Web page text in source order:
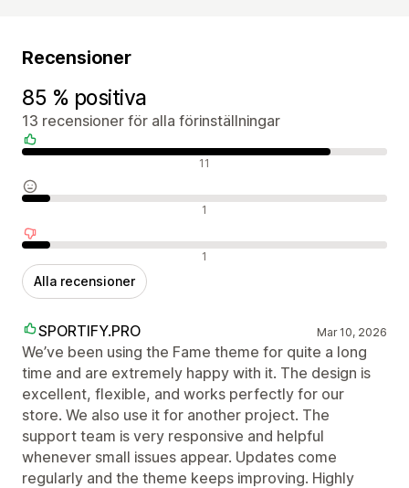
Recensioner
85 % positiva
13 recensioner för alla förinställningar
Positiva recensioner 11
Neutrala recensioner 1
Negativa recensioner 1
Alla recensioner
SPORTIFY.PRO Mar 10, 2026
We’ve been using the Fame theme for quite a long
time and are extremely happy with it. The design is
excellent, flexible, and works perfectly for our
store. We also use it for another project. The
support team is very responsive and helpful
whenever small issues appear. Updates come
regularly and the theme keeps improving. Highly